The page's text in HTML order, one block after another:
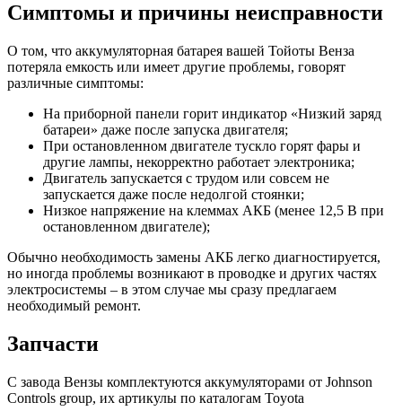
Симптомы и причины неисправности
О том, что аккумуляторная батарея вашей Тойоты Венза
потеряла емкость или имеет другие проблемы, говорят
различные симптомы:
На приборной панели горит индикатор «Низкий заряд
батареи» даже после запуска двигателя;
При остановленном двигателе тускло горят фары и
другие лампы, некорректно работает электроника;
Двигатель запускается с трудом или совсем не
запускается даже после недолгой стоянки;
Низкое напряжение на клеммах АКБ (менее 12,5 В при
остановленном двигателе);
Обычно необходимость замены АКБ легко диагностируется,
но иногда проблемы возникают в проводке и других частях
электросистемы – в этом случае мы сразу предлагаем
необходимый ремонт.
Запчасти
С завода Вензы комплектуются аккумуляторами от Johnson
Controls group, их артикулы по каталогам Toyota